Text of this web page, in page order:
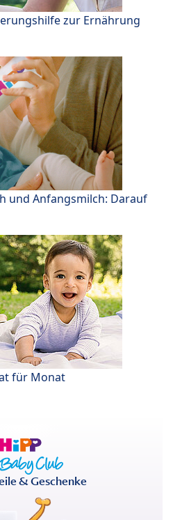
zur Ernährung
und Anfangsmilch: Darauf
für Monat
& Geschenke